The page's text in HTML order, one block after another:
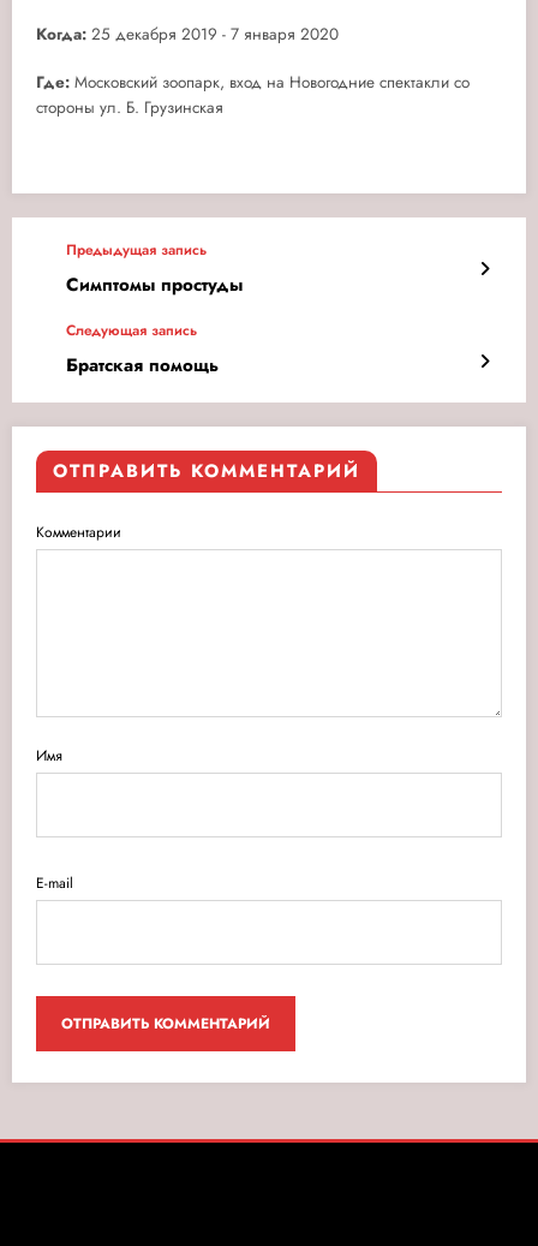
Когда: 25 декабря 2019 - 7 января 2020
Где: Московский зоопарк, вход на Новогодние спектакли со
стороны ул. Б. Грузинская
Предыдущая запись
Симптомы простуды
Следующая запись
Братская помощь
ОТПРАВИТЬ КОММЕНТАРИЙ
Комментарии
Имя
E-mail